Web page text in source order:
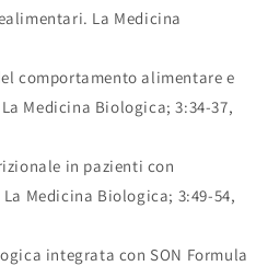
La Medicina
comportamento alimentare e
Medicina Biologica; 3:34-37,
in pazienti con
Medicina Biologica; 3:49-54,
integrata con SON Formula